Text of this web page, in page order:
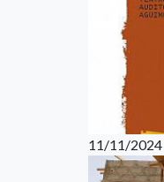
11/11/2024